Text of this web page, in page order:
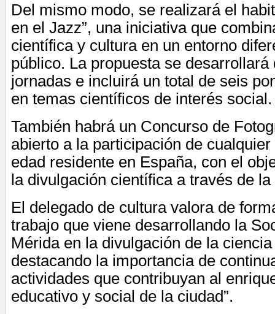
Del mismo modo, se realizará el
en el Jazz”, una iniciativa que
científica y cultura en un entorno
público. La propuesta se desarrollará
jornadas e incluirá un total de seis
en temas científicos de interés social.
También habrá un Concurso de
abierto a la participación de
edad residente en España, con el
la divulgación científica a través de
El delegado de cultura valora de
trabajo que viene desarrollando la
Mérida en la divulgación de la
destacando la importancia de
actividades que contribuyan al
educativo y social de la ciudad”.